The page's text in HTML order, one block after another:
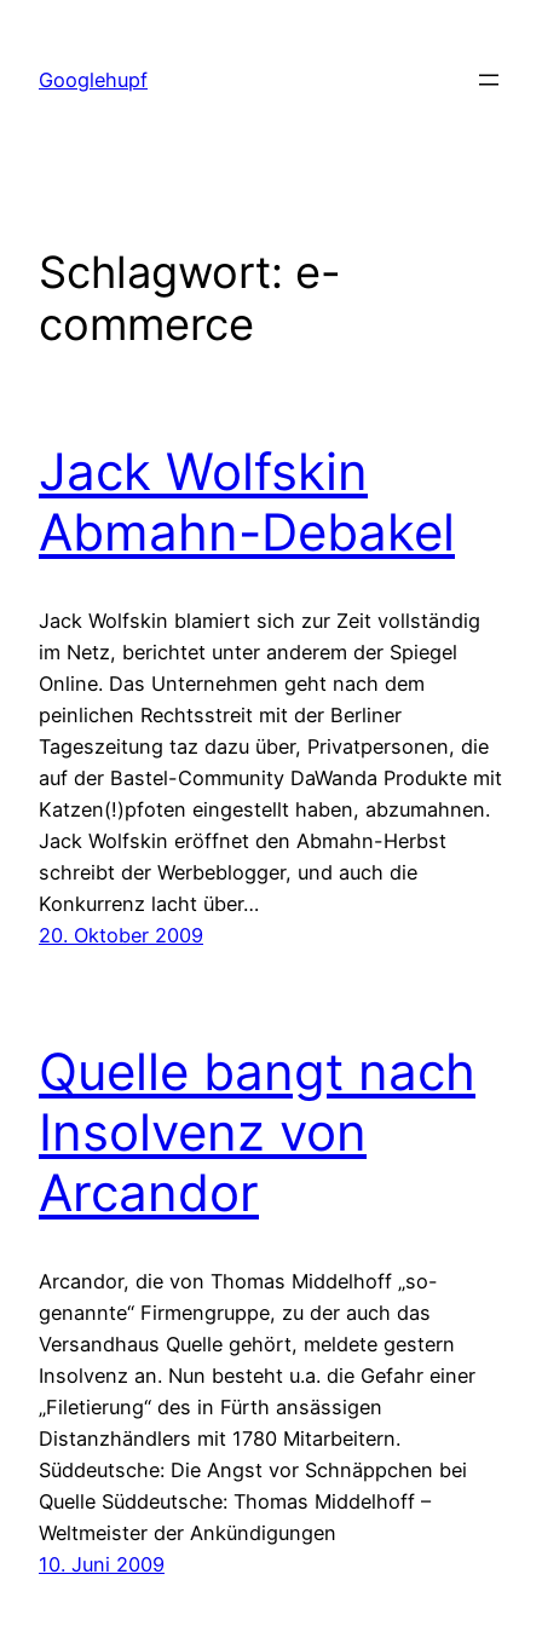
springen
Googlehupf
Schlagwort: e-
commerce
Jack Wolfskin
Abmahn-Debakel
Jack Wolfskin blamiert sich zur Zeit vollständig
im Netz, berichtet unter anderem der Spiegel
Online. Das Unternehmen geht nach dem
peinlichen Rechtsstreit mit der Berliner
Tageszeitung taz dazu über, Privatpersonen, die
auf der Bastel-Community DaWanda Produkte mit
Katzen(!)pfoten eingestellt haben, abzumahnen.
Jack Wolfskin eröffnet den Abmahn-Herbst
schreibt der Werbeblogger, und auch die
Konkurrenz lacht über…
20. Oktober 2009
Quelle bangt nach
Insolvenz von
Arcandor
Arcandor, die von Thomas Middelhoff „so-
genannte“ Firmengruppe, zu der auch das
Versandhaus Quelle gehört, meldete gestern
Insolvenz an. Nun besteht u.a. die Gefahr einer
„Filetierung“ des in Fürth ansässigen
Distanzhändlers mit 1780 Mitarbeitern.
Süddeutsche: Die Angst vor Schnäppchen bei
Quelle Süddeutsche: Thomas Middelhoff –
Weltmeister der Ankündigungen
10. Juni 2009